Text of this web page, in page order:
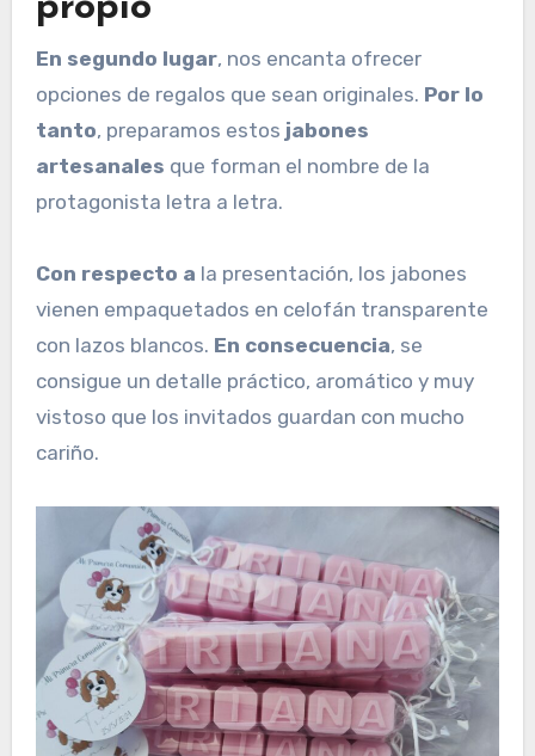
propio
En segundo lugar, nos encanta ofrecer
opciones de regalos que sean originales. Por lo
tanto, preparamos estos jabones
artesanales que forman el nombre de la
protagonista letra a letra.
Con respecto a la presentación, los jabones
vienen empaquetados en celofán transparente
con lazos blancos. En consecuencia, se
consigue un detalle práctico, aromático y muy
vistoso que los invitados guardan con mucho
cariño.